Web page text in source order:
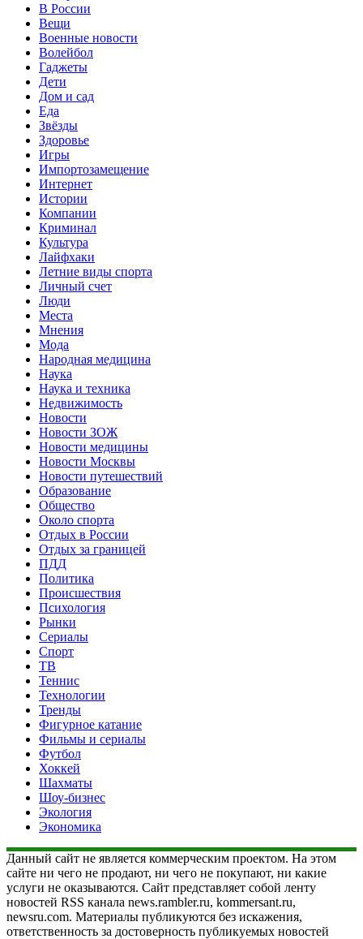
В России
Вещи
Военные новости
Волейбол
Гаджеты
Дети
Дом и сад
Еда
Звёзды
Здоровье
Игры
Импортозамещение
Интернет
Истории
Компании
Криминал
Культура
Лайфхаки
Летние виды спорта
Личный счет
Люди
Места
Мнения
Мода
Народная медицина
Наука
Наука и техника
Недвижимость
Новости
Новости ЗОЖ
Новости медицины
Новости Москвы
Новости путешествий
Образование
Общество
Около спорта
Отдых в России
Отдых за границей
ПДД
Политика
Происшествия
Психология
Рынки
Сериалы
Спорт
ТВ
Теннис
Технологии
Тренды
Фигурное катание
Фильмы и сериалы
Футбол
Хоккей
Шахматы
Шоу-бизнес
Экология
Экономика
Данный сайт не является коммерческим проектом. На этом
сайте ни чего не продают, ни чего не покупают, ни какие
услуги не оказываются. Сайт представляет собой ленту
новостей RSS канала news.rambler.ru, kommersant.ru,
newsru.com. Материалы публикуются без искажения,
ответственность за достоверность публикуемых новостей